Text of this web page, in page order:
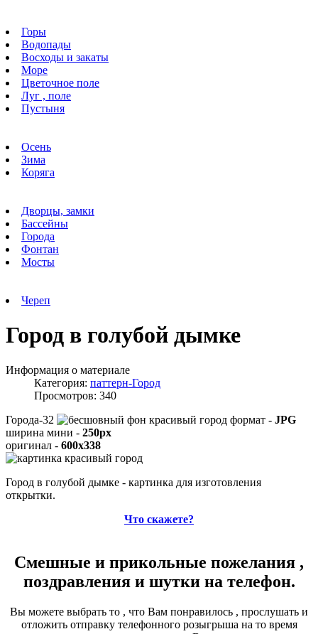
Горы
Водопады
Восходы и закаты
Море
Цветочное поле
Луг , поле
Пустыня
Осень
Зима
Коряга
Дворцы, замки
Бассейны
Города
Фонтан
Мосты
Череп
Город в голубой дымке
Информация о материале
Категория: паттерн-Город
Просмотров: 340
Города-32
формат - JPG
ширина мини - 250px
оригинал - 600x338
Город в голубой дымке - картинка для изготовления
открытки.
Что скажете?
Смешные и прикольные пожелания ,
поздравления и шутки на телефон.
Вы можете выбрать то , что Вам понравилось , прослушать и
отложить отправку телефонного розыгрыша на то время